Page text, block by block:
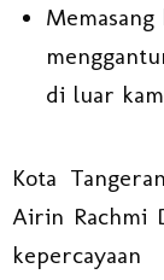
di luar
Kota
Airin Rachmi